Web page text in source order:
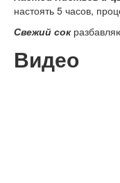
настоять 5 часов,
Свежий сок
Видео